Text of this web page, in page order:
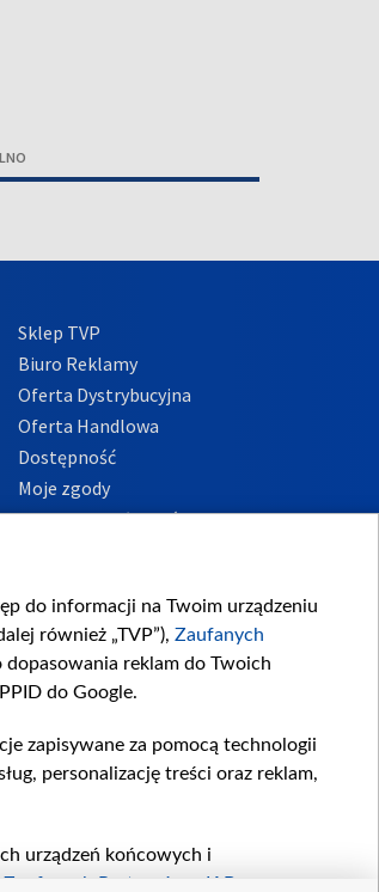
Sklep TVP
Biuro Reklamy
Oferta Dystrybucyjna
Oferta Handlowa
Dostępność
Moje zgody
Procedura zgłoszeń
do informacji na Twoim urządzeniu
również „TVP”), Zaufanych
reklam do Twoich
do Google.
zapisywane za pomocą technologii
personalizację treści oraz reklam,
urządzeń końcowych i
Zaufanych Partnerów z IAB